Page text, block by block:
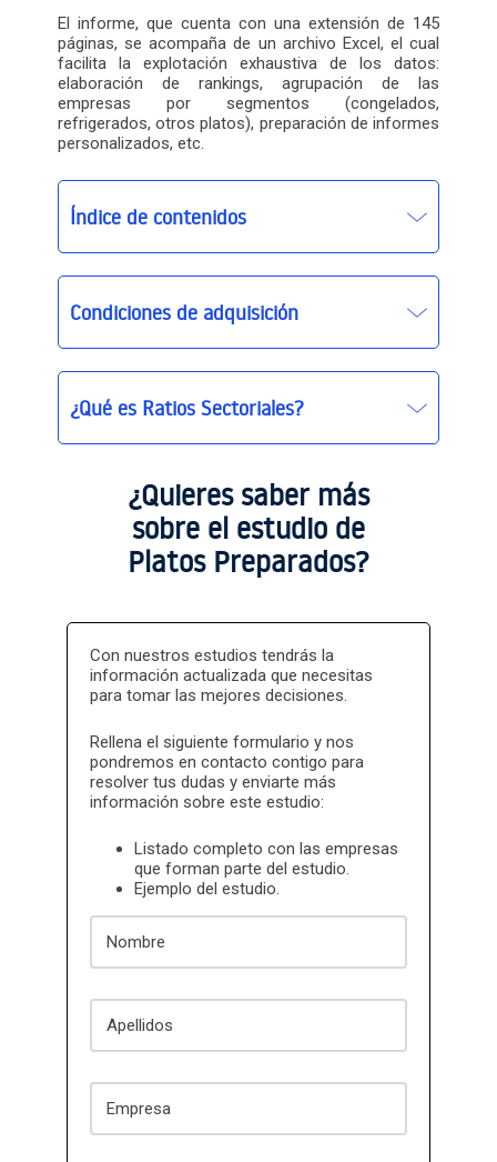
El informe, que cuenta con una extensión de 145
páginas, se acompaña de un archivo Excel, el cual
facilita la explotación exhaustiva de los datos:
elaboración de rankings, agrupación de las
empresas por segmentos (congelados,
refrigerados, otros platos), preparación de informes
personalizados, etc.
Índice de contenidos
Condiciones de adquisición
¿Qué es Ratios Sectoriales?
¿Quieres saber más
sobre el estudio de
Platos Preparados?
Con nuestros estudios tendrás la
información actualizada que necesitas
para tomar las mejores decisiones.
Rellena el siguiente formulario y nos
pondremos en contacto contigo para
resolver tus dudas y enviarte más
información sobre este estudio:
Listado completo con las empresas
que forman parte del estudio.
Ejemplo del estudio.
Nombre
Apellidos
Empresa